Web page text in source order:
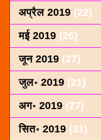
अप्रैल 2019 (22)
मई 2019 (26)
जून 2019 (27)
जुल॰ 2019 (21)
अग॰ 2019 (27)
सित॰ 2019 (31)